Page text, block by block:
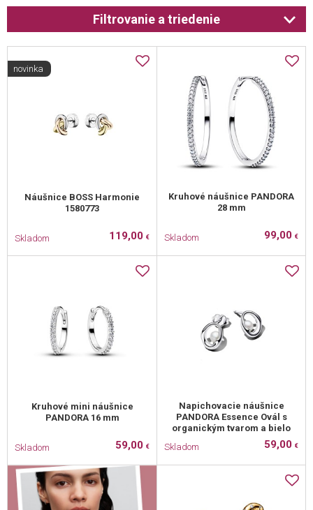
Filtrovanie a triedenie
Náušnice BOSS Harmonie
1580773
novinka
Skladom 119,00 €
Kruhové náušnice PANDORA
28 mm
Skladom 99,00 €
Kruhové mini náušnice
PANDORA 16 mm
Skladom 59,00 €
Napichovacie náušnice
PANDORA Essence Ovál s
organickým tvarom a bielo
Skladom
59,00 €